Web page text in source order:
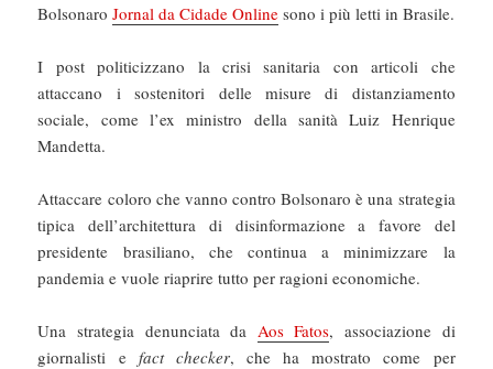
BolsonaroJornal da Cidade Online sono i più letti in Brasile.
I post politicizzano la crisi sanitaria con articoli che
attaccano i sostenitori delle misure di distanziamento
sociale, come l’ex ministro della sanità Luiz Henrique
Mandetta.
Attaccare coloro che vanno contro Bolsonaro è una strategia
tipica dell’architettura di disinformazione a favore del
presidente brasiliano, che continua a minimizzare la
pandemia e vuole riaprire tutto per ragioni economiche.
Una strategia denunciata da Aos Fatos, associazione di
giornalisti e fact checker, che ha mostrato come per